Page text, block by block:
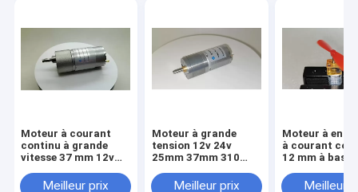
Moteur à courant
continu à grande
vitesse 37 mm 12v
Meilleur prix
Moteur à grande
tension 12v 24v
25mm 37mm 310
brosses à courant
Meilleur prix
Moteur à
à courant
12 mm à basse
couple élevé
Meilleur